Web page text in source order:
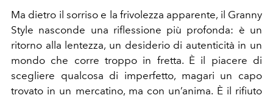
Ma dietro il sorriso e la frivolezza apparente, il Granny
Style nasconde una riflessione più profonda: è un
ritorno alla lentezza, un desiderio di autenticità in un
mondo che corre troppo in fretta. È il piacere di
scegliere qualcosa di imperfetto, magari un capo
trovato in un mercatino, ma con un’anima. È il rifiuto